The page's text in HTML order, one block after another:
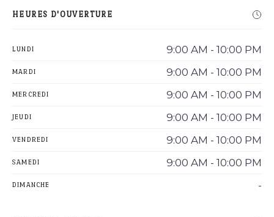
HEURES D'OUVERTURE
LUNDI 9:00 AM - 10:00 PM
MARDI 9:00 AM - 10:00 PM
MERCREDI 9:00 AM - 10:00 PM
JEUDI 9:00 AM - 10:00 PM
VENDREDI 9:00 AM - 10:00 PM
SAMEDI 9:00 AM - 10:00 PM
DIMANCHE -